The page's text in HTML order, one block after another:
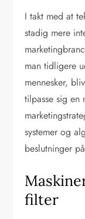
I takt med at
stadig mere
man tidligere
mennesker,
tilpasse sig en
systemer og
beslutninger
filter